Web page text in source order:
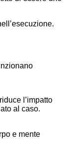
l’impatto
al caso.
e mente